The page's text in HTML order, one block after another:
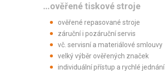
…ověřené tiskové stroje
ověřené repasované stroje
záruční i pozáruční servis
vč. servisní a materiálové smlouvy
velký výběr ověřených značek
individuální přístup a rychlé jednání